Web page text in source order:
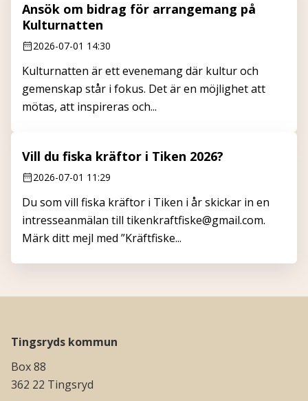
Ansök om bidrag för arrangemang på
Kulturnatten
2026-07-01 14:30
Kulturnatten är ett evenemang där kultur och
gemenskap står i fokus. Det är en möjlighet att
mötas, att inspireras och...
Vill du fiska kräftor i Tiken 2026?
2026-07-01 11:29
Du som vill fiska kräftor i Tiken i år skickar in en
intresseanmälan till tikenkraftfiske@gmail.com.
Märk ditt mejl med ”Kräftfiske...
Tingsryds kommun
Box 88
362 22 Tingsryd